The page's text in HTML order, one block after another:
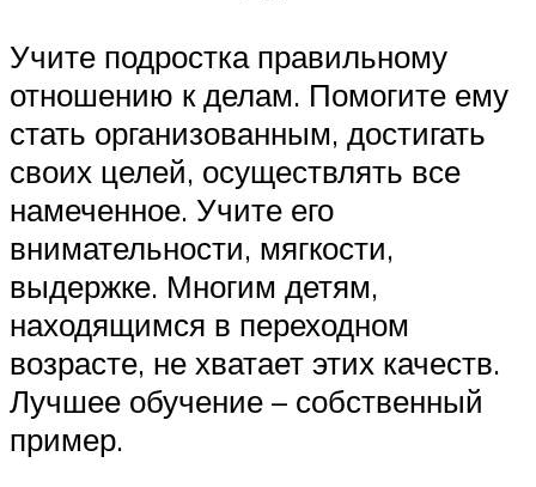
Учите подростка правильному
отношению к делам. Помогите ему
стать организованным, достигать
своих целей, осуществлять все
намеченное. Учите его
внимательности, мягкости,
выдержке. Многим детям,
находящимся в переходном
возрасте, не хватает этих качеств.
Лучшее обучение – собственный
пример.